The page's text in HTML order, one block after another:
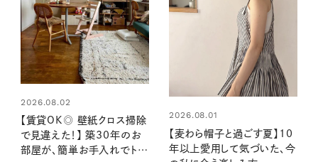
2026.08.02
【賃貸OK◎ 壁紙クロス掃除
で見違えた！】 築30年のお
部屋が、簡単お手入れでトー
2026.08.01
【麦わら帽子と過ごす夏】10
年以上愛用して気づいた、今